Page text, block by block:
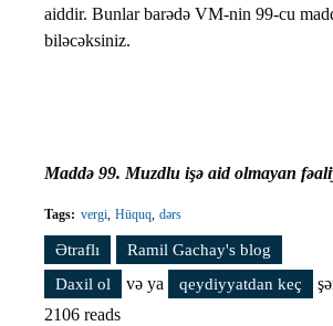
aiddir. Bunlar barədə VM-nin 99-cu
biləcəksiniz.
Maddə 99. Muzdlu işə aid olmayan
Tags: vergi Hüquq dərs
Ətraflı Vergi qanunvericiliyini öyrənək.
Ramil Gachay's blog
Daxil ol
və ya qeydiyyatdan keç
2106 reads